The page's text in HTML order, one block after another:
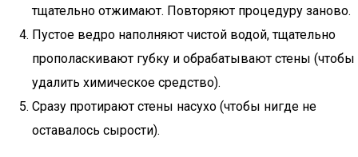
тщательно отжимают. Повторяют процедуру заново.
Пустое ведро наполняют чистой водой, тщательно
прополаскивают губку и обрабатывают стены (чтобы
удалить химическое средство).
Сразу протирают стены насухо (чтобы нигде не
оставалось сырости).